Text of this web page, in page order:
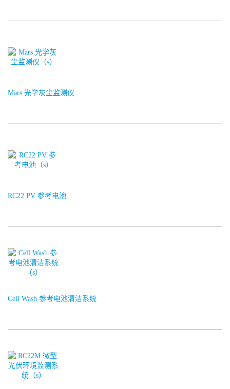
Mars 光学灰尘监测仪
RC22 PV 参考电池
Cell Wash 参考电池清洁系统